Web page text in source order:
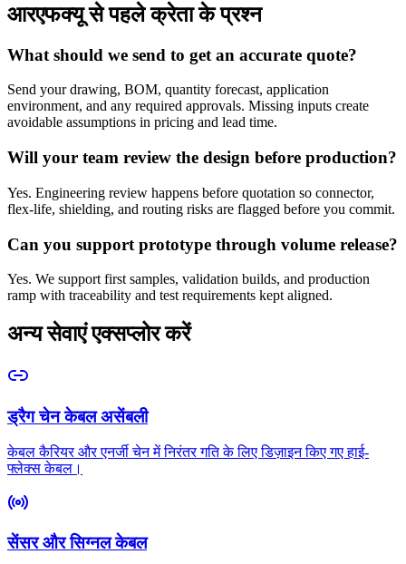
आरएफक्यू से पहले क्रेता के प्रश्न
What should we send to get an accurate quote?
Send your drawing, BOM, quantity forecast, application
environment, and any required approvals. Missing inputs create
avoidable assumptions in pricing and lead time.
Will your team review the design before production?
Yes. Engineering review happens before quotation so connector,
flex-life, shielding, and routing risks are flagged before you commit.
Can you support prototype through volume release?
Yes. We support first samples, validation builds, and production
ramp with traceability and test requirements kept aligned.
अन्य सेवाएं एक्सप्लोर करें
ड्रैग चेन केबल असेंबली
केबल कैरियर और एनर्जी चेन में निरंतर गति के लिए डिज़ाइन किए गए हाई-
फ्लेक्स केबल।
सेंसर और सिग्नल केबल